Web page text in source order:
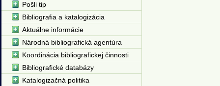
Pošli tip
Bibliografia a katalogizácia
Aktuálne informácie
Národná bibliografická agentúra
Koordinácia bibliografickej činnosti
Bibliografické databázy
Katalogizačná politika